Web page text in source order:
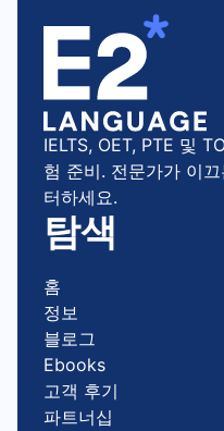
IELTS, OET, PTE 및
험 준비. 전문가가 이
터하세요.
탐색
홈
정보
블로그
Ebooks
고객 후기
파트너십